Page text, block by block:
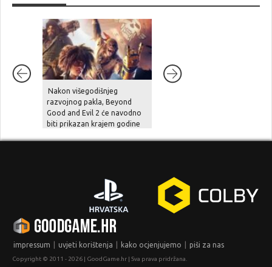
Nakon višegodišnjeg
razvojnog pakla, Beyond
Good and Evil 2 će navodno
biti prikazan krajem godine
impressum uvjeti korištenja kako ocjenjujemo piši za nas
Copyright © 2011 - 2026 | GoodGame.hr | Sva prava pridržana.